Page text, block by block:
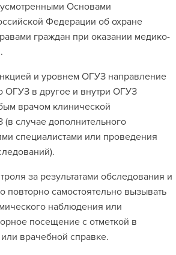
Основами
Федерации об охране
граждан при оказании медико-
и уровнем ОГУЗ направление
ОГУЗ в другое и внутри ОГУЗ
врачом клинической
случае дополнительного
специалистами или проведения
за результатами обследования и
повторно самостоятельно вызывать
наблюдения или
посещение с отметкой в
врачебной справке.